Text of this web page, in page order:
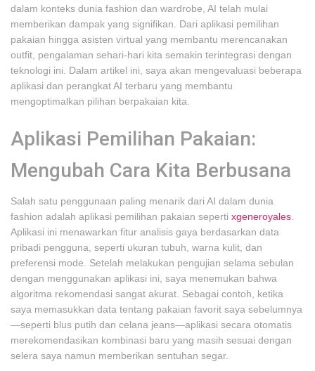
dalam konteks dunia fashion dan wardrobe, AI telah mulai
memberikan dampak yang signifikan. Dari aplikasi pemilihan
pakaian hingga asisten virtual yang membantu merencanakan
outfit, pengalaman sehari-hari kita semakin terintegrasi dengan
teknologi ini. Dalam artikel ini, saya akan mengevaluasi beberapa
aplikasi dan perangkat AI terbaru yang membantu
mengoptimalkan pilihan berpakaian kita.
Aplikasi Pemilihan Pakaian:
Mengubah Cara Kita Berbusana
Salah satu penggunaan paling menarik dari AI dalam dunia
fashion adalah aplikasi pemilihan pakaian seperti xgeneroyales
Aplikasi ini menawarkan fitur analisis gaya berdasarkan data
pribadi pengguna, seperti ukuran tubuh, warna kulit, dan
preferensi mode. Setelah melakukan pengujian selama sebulan
dengan menggunakan aplikasi ini, saya menemukan bahwa
algoritma rekomendasi sangat akurat. Sebagai contoh, ketika
saya memasukkan data tentang pakaian favorit saya sebelumnya
—seperti blus putih dan celana jeans—aplikasi secara otomatis
merekomendasikan kombinasi baru yang masih sesuai dengan
selera saya namun memberikan sentuhan segar.